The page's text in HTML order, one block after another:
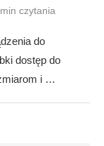
czytania
do
dostęp do
i …